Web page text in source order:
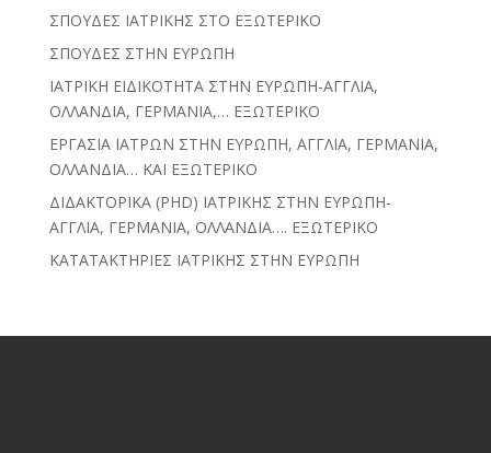
ΣΠΟΥΔΕΣ ΙΑΤΡΙΚΗΣ ΣΤΟ ΕΞΩΤΕΡΙΚΟ
ΣΠΟΥΔΕΣ ΣΤΗΝ ΕΥΡΩΠΗ
ΙΑΤΡΙΚΗ ΕΙΔΙΚΟΤΗΤΑ ΣΤΗΝ ΕΥΡΩΠΗ-ΑΓΓΛΙΑ,
ΟΛΛΑΝΔΙΑ, ΓΕΡΜΑΝΙΑ,… ΕΞΩΤΕΡΙΚΟ
ΕΡΓΑΣΙΑ ΙΑΤΡΩΝ ΣΤΗΝ ΕΥΡΩΠΗ, ΑΓΓΛΙΑ, ΓΕΡΜΑΝΙΑ,
ΟΛΛΑΝΔΙΑ… ΚΑΙ ΕΞΩΤΕΡΙΚΟ
ΔΙΔΑΚΤΟΡΙΚΑ (PHD) ΙΑΤΡΙΚΗΣ ΣΤΗΝ ΕΥΡΩΠΗ-
ΑΓΓΛΙΑ, ΓΕΡΜΑΝΙΑ, ΟΛΛΑΝΔΙΑ…. ΕΞΩΤΕΡΙΚΟ
ΚΑΤΑΤΑΚΤΗΡΙΕΣ ΙΑΤΡΙΚΗΣ ΣΤΗΝ ΕΥΡΩΠΗ